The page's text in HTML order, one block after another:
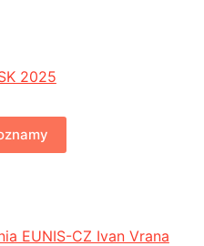
2025
EUNIS-CZ Ivan Vrana